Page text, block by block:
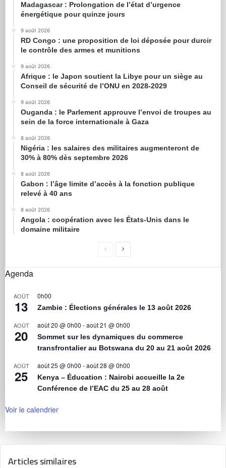
Madagascar : Prolongation de l’état d’urgence
énergétique pour quinze jours
9 août 2026
RD Congo : une proposition de loi déposée pour durcir
le contrôle des armes et munitions
9 août 2026
Afrique : le Japon soutient la Libye pour un siège au
Conseil de sécurité de l’ONU en 2028-2029
9 août 2026
Ouganda : le Parlement approuve l’envoi de troupes au
sein de la force internationale à Gaza
8 août 2026
Nigéria : les salaires des militaires augmenteront de
30% à 80% dès septembre 2026
8 août 2026
Gabon : l’âge limite d’accès à la fonction publique
relevé à 40 ans
8 août 2026
Angola : coopération avec les États-Unis dans le
domaine militaire
Agenda
AOÛT
13
0h00
Zambie : Élections générales le 13 août 2026
AOÛT
20
août 20 @ 0h00 -août 21 @ 0h00
Sommet sur les dynamiques du commerce
transfrontalier au Botswana du 20 au 21 août 2026
AOÛT
25
août 25 @ 0h00 -août 28 @ 0h00
Kenya – Éducation : Nairobi accueille la 2e
Conférence de l’EAC du 25 au 28 août
Voir le calendrier
Articles similaires